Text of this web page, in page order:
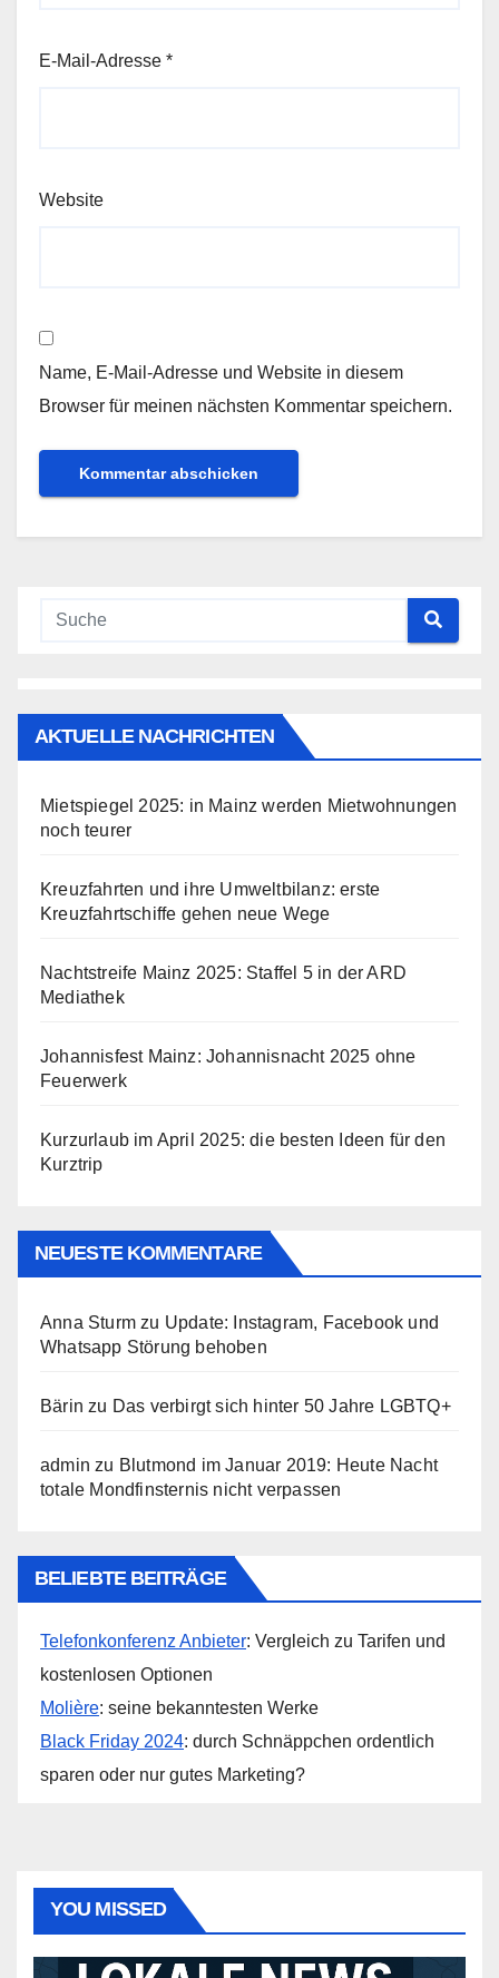
E-Mail-Adresse *
Website
Name, E-Mail-Adresse und Website in diesem
Browser für meinen nächsten Kommentar speichern.
AKTUELLE NACHRICHTEN
Mietspiegel 2025: in Mainz werden Mietwohnungen
noch teurer
Kreuzfahrten und ihre Umweltbilanz: erste
Kreuzfahrtschiffe gehen neue Wege
Nachtstreife Mainz 2025: Staffel 5 in der ARD
Mediathek
Johannisfest Mainz: Johannisnacht 2025 ohne
Feuerwerk
Kurzurlaub im April 2025: die besten Ideen für den
Kurztrip
NEUESTE KOMMENTARE
Anna Sturm zu Update: Instagram, Facebook und
Whatsapp Störung behoben
Bärin zu Das verbirgt sich hinter 50 Jahre LGBTQ+
admin zu Blutmond im Januar 2019: Heute Nacht
totale Mondfinsternis nicht verpassen
BELIEBTE BEITRÄGE
Telefonkonferenz Anbieter: Vergleich zu Tarifen und
kostenlosen Optionen
Molière: seine bekanntesten Werke
Black Friday 2024: durch Schnäppchen ordentlich
sparen oder nur gutes Marketing?
YOU MISSED